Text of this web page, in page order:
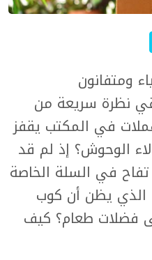
ومتفانون
نظرة سريعة من
في المكتب يقفز
الوحوش؟ إذ لم قد
في السلة الخاصة
الذي يظن أن كوب
فضلات طعام؟ كيف